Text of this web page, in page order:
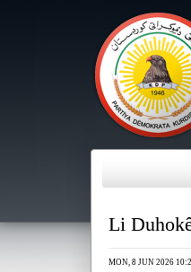
Li
MON, 8 JUN 2026